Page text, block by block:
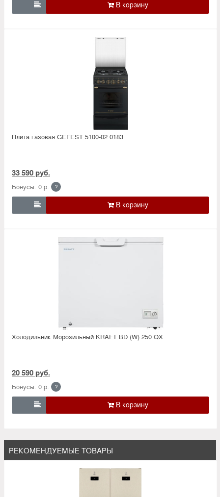

Плита газовая GEFEST 5100-02 0183
33 590 руб.
Бонусы: 0 р. ?

Холодильник Морозильный KRAFT BD (W) 250 QX
20 590 руб.
Бонусы: 0 р. ?

РЕКОМЕНДУЕМЫЕ ТОВАРЫ